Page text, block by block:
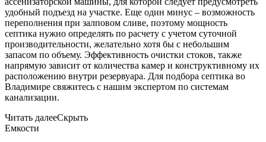
удобный подъезд на участке. Еще один минус – возможность
переполнения при залповом сливе, поэтому мощность
септика нужно определять по расчету с учетом суточной
производительности, желательно хотя бы с небольшим
запасом по объему. Эффективность очистки стоков, также
напрямую зависит от количества камер и конструктивному их
расположению внутри резервуара. Для подбора септика во
Владимире свяжитесь с нашим экспертом по системам
канализации.
Читать далееСкрыть
Емкости